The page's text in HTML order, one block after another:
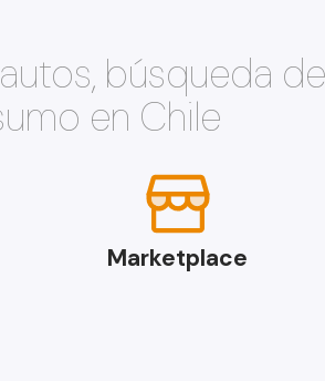
búsqueda
en Chile
Marketplace